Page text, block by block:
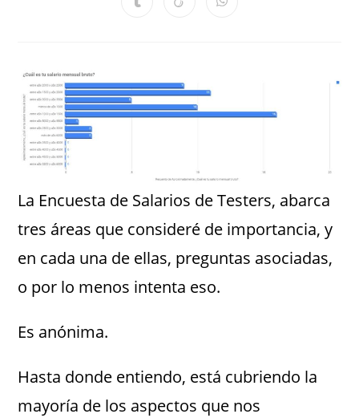
La Encuesta de Salarios de Testers, abarca
tres áreas que consideré de importancia, y
en cada una de ellas, preguntas asociadas,
o por lo menos intenta eso.
Es anónima.
Hasta donde entiendo, está cubriendo la
mayoría de los aspectos que nos